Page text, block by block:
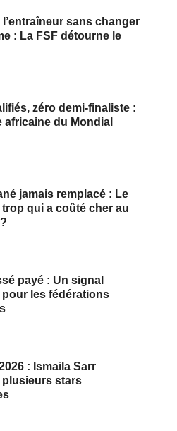
sans changer
: La FSF détourne le
zéro demi‑finaliste :
africaine du Mondial
jamais remplacé : Le
qui a coûté cher au
payé : Un signal
pour les fédérations
: Ismaila Sarr
plusieurs stars